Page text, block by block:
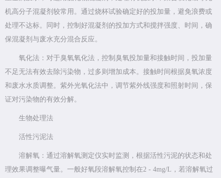
机高分子混凝剂较常用。通过烧杯试验确定好的投加量，避免浪费或
处理不达标。同时，控制好混凝剂的投加方式和搅拌强度、时间，确
保混凝剂与废水充分混合反应。
氧化法：对于臭氧氧化法，控制臭氧投加量和接触时间，投加量
不足无法有效去除污染物，过多则增加成本。接触时间根据臭氧浓度
和废水水质调整。紫外光氧化法中，调节紫外线强度和照射时间，保
证对污染物的有效分解。
生物处理法
活性污泥法
溶解氧：通过溶解氧测定仪实时监测，根据活性污泥的状态和处
理效果调整曝气量。一般好氧段溶解氧控制在2 - 4mg/L，若溶解氧过